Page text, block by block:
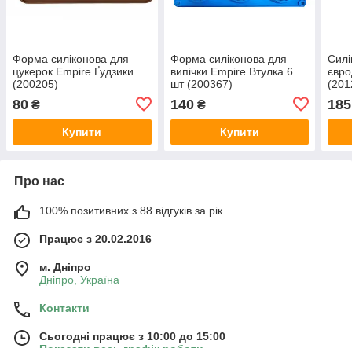
Форма силіконова для
цукерок Empire Ґудзики
(200205)
80 ₴
Купити
Форма силіконова для
випічки Empire Втулка 6
шт (200367)
140₴
Купити
185
Про нас
100% позитивних з 88 відгуків за рік
Працює з 20.02.2016
м. Дніпро
Дніпро, Україна
Контакти
Сьогодні працює з 10:00 до 15:00